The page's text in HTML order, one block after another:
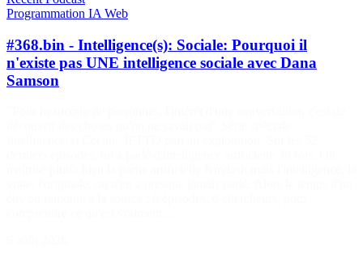
Programmation IA Web
#368.bin - Intelligence(s): Sociale: Pourquoi il
n'existe pas UNE intelligence sociale avec Dana
Samson